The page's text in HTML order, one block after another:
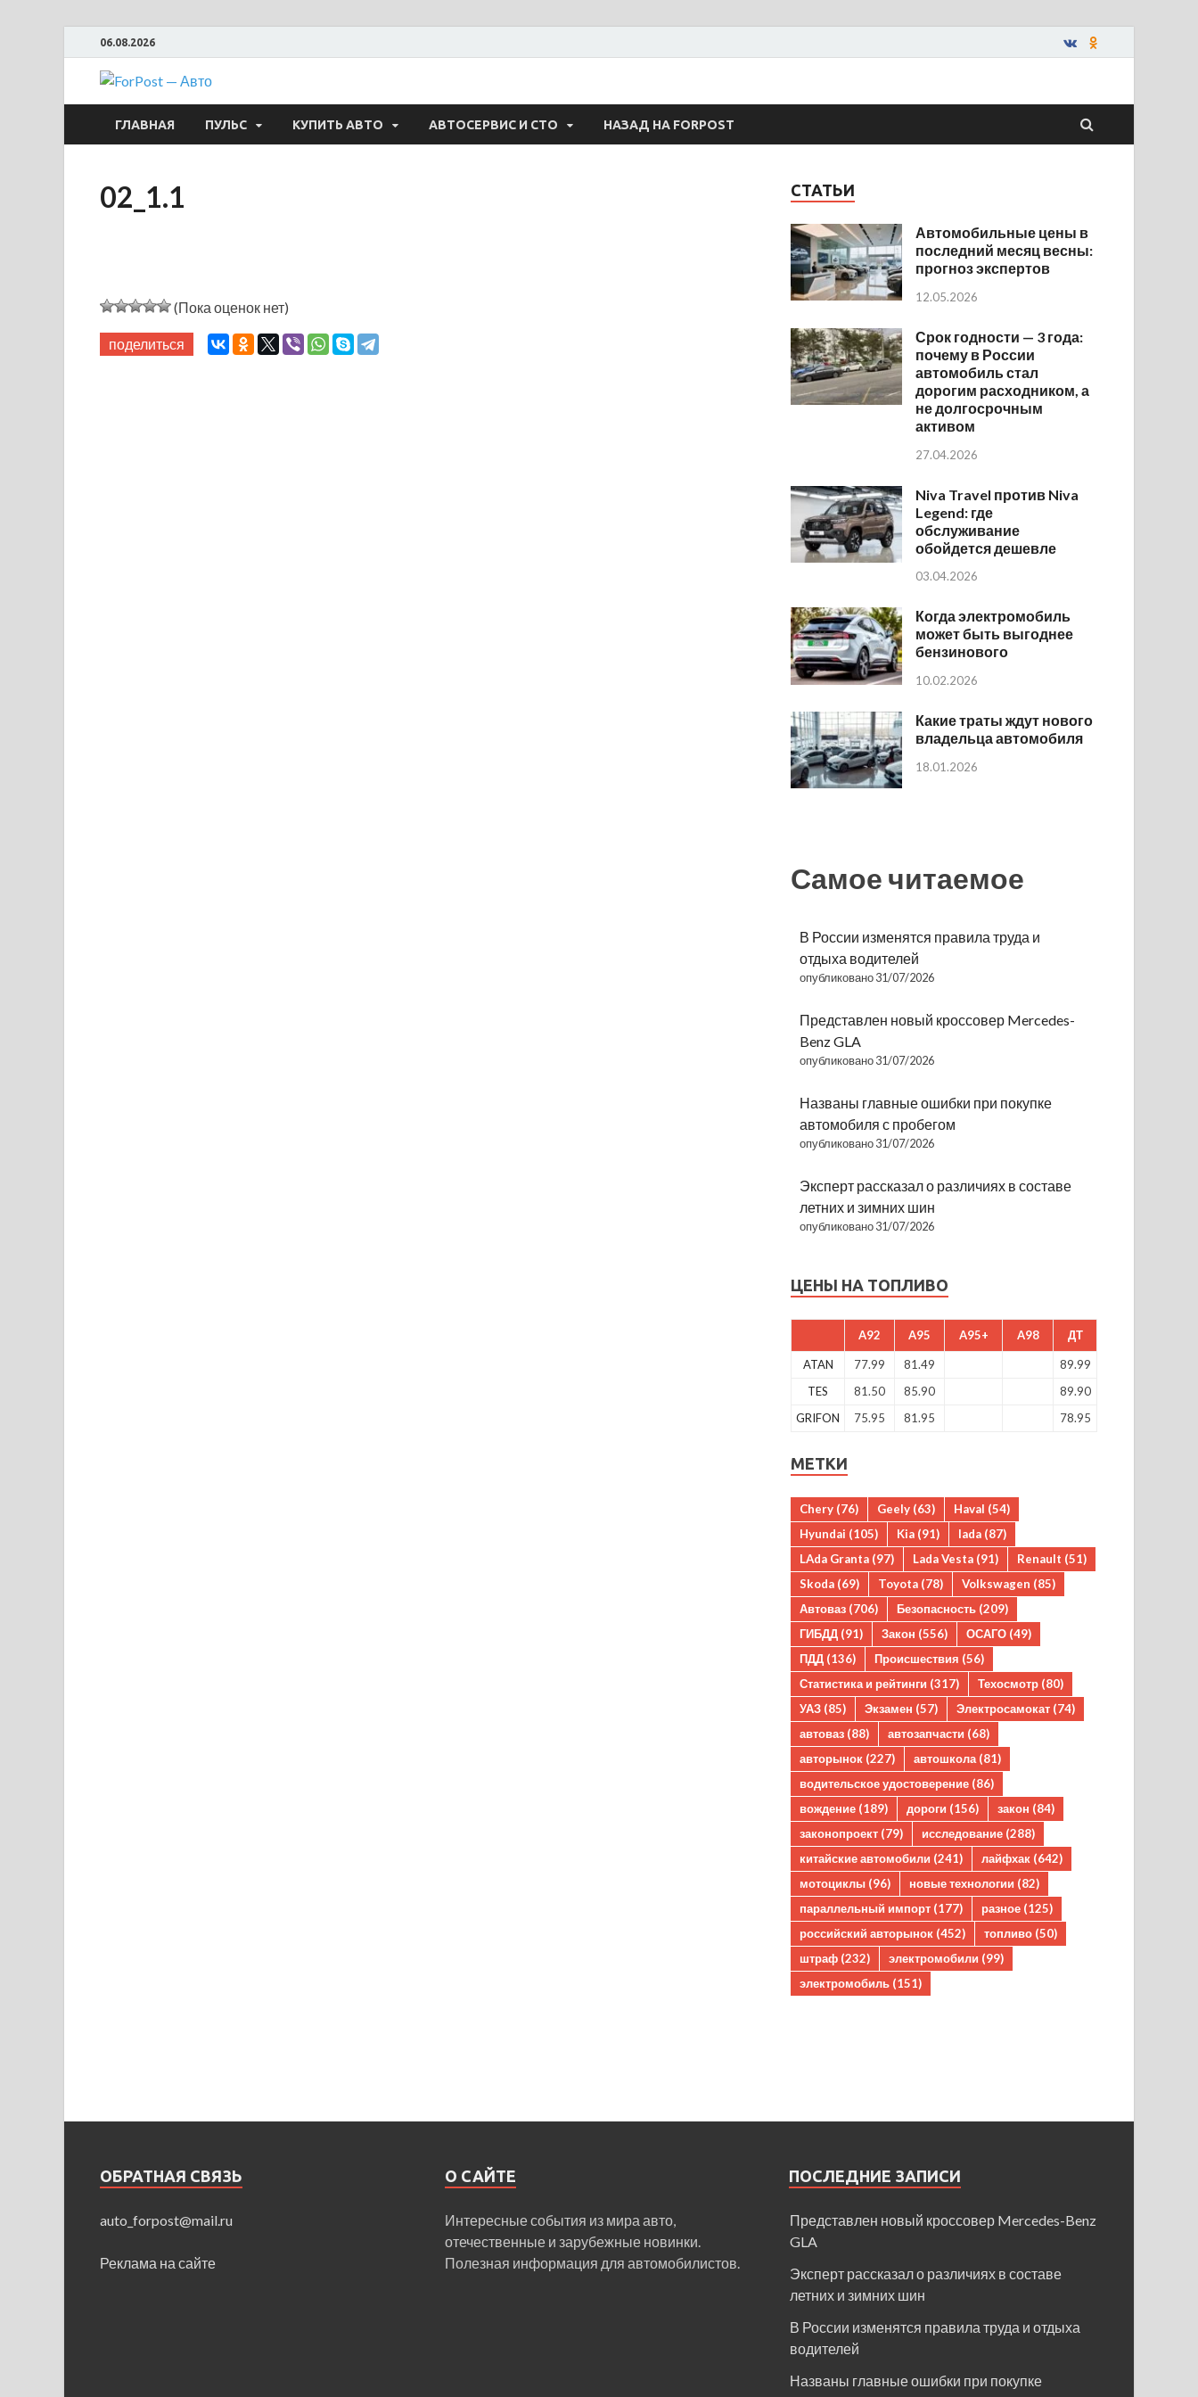
06.08.2026
ForPost — Авто
ГЛАВНАЯ ПУЛЬС КУПИТЬ АВТО АВТОСЕРВИС И СТО НАЗАД НА FORPOST
02_1.1
(Пока оценок нет)
поделиться
СТАТЬИ
Автомобильные цены в
последний месяц весны:
прогноз экспертов
12.05.2026
Срок годности — 3 года:
почему в России
автомобиль стал
дорогим расходником, а
не долгосрочным
активом
27.04.2026
Niva Travel против Niva
Legend: где
обслуживание
обойдется дешевле
03.04.2026
Когда электромобиль
может быть выгоднее
бензинового
10.02.2026
Какие траты ждут нового
владельца автомобиля
18.01.2026
Самое читаемое
В России изменятся правила труда и
отдыха водителей
опубликовано 31/07/2026
Представлен новый кроссовер Mercedes-
Benz GLA
опубликовано 31/07/2026
Названы главные ошибки при покупке
автомобиля с пробегом
опубликовано 31/07/2026
Эксперт рассказал о различиях в составе
летних и зимних шин
опубликовано 31/07/2026
ЦЕНЫ НА ТОПЛИВО
A92 A95 A95+ A98 ДТ
ATAN 77.99 81.49
89.99
TES
81.50 85.90
89.90
GRIFON
75.95 81.95 78.95
МЕТКИ
Chery (76) Geely (63) Haval (54)
Hyundai (105) Kia (91) lada (87)
LAda Granta (97) Lada Vesta (91) Renault (51)
Skoda (69) Toyota (78) Volkswagen (85)
Автоваз (706) Безопасность (209)
ГИБДД (91) Закон (556) ОСАГО (49)
ПДД (136) Происшествия (56)
Статистика и рейтинги (317) Техосмотр (80)
УАЗ (85) Экзамен (57) Электросамокат (74)
автоваз (88) автозапчасти (68)
авторынок (227) автошкола (81)
водительское удостоверение (86)
вождение (189) дороги (156) закон (84)
законопроект (79) исследование (288)
китайские автомобили (241) лайфхак (642)
мотоциклы (96) новые технологии (82)
параллельный импорт (177) разное (125)
российский авторынок (452) топливо (50)
штраф (232) электромобили (99)
электромобиль (151)
ОБРАТНАЯ СВЯЗЬ
auto_forpost@mail.ru
Реклама на сайте
О САЙТЕ
Интересные события из мира авто,
отечественные и зарубежные новинки.
Полезная информация для автомобилистов.
ПОСЛЕДНИЕ ЗАПИСИ
Представлен новый кроссовер Mercedes-Benz
GLA
Эксперт рассказал о различиях в составе
летних и зимних шин
В России изменятся правила труда и отдыха
водителей
Названы главные ошибки при покупке